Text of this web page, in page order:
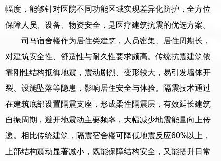
幅度，能够针对医院不同功能区域实现差异化防护，全方位
保障人员、设备、物资安全，是医疗建筑抗震的优选方案。
司马宿舍楼作为居住类建筑，人员密集、居住周期长，
对建筑安全性、舒适性与耐久性要求颇高。传统抗震建筑依
靠刚性结构抵御地震，震动剧烈、变形较大，易引发墙体开
裂、设施坠落等隐患，影响居住安全与体验。隔震技术通过
在建筑底部设置隔震支座，形成柔性隔震层，有效延长建筑
自振周期，避开地震动主要频率，大幅减少地震能量向上传
递。相比传统建筑，隔震宿舍楼可降低地震反应60%以上，
上部结构震动显著减小，既能保障结构安全，又能提升日常